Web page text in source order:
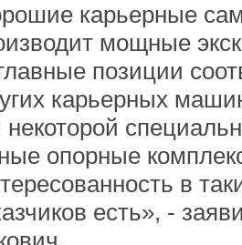
карьерные
мощные
позиции
карьерных
некоторой
опорные
в
есть», -